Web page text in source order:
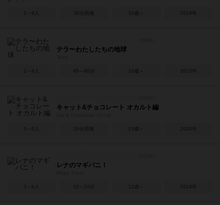
2～6人 30分前後 10歳～ 2019年
テラ〜わたしたちの地球
2～6人 45～60分 10歳～ 2015年
キャット&チョコレート オカルト編
3～6人 20分前後 15歳～ 2020年
レナのマギパニ！
3～6人 15～20分 12歳～ 2019年